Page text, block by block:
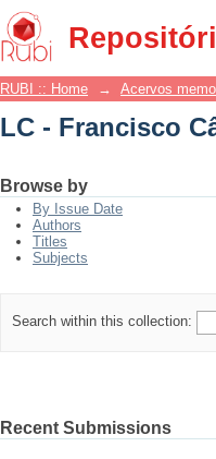
LC - Francisco
RUBI :: Home → Acervos
LC - Francisco
Browse by
By Issue Date
Authors
Titles
Subjects
Search within this collection:
Recent Submissions